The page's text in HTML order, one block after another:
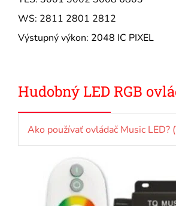
WS: 2811 2801 2812
Výstupný výkon: 2048 IC PIXEL
Hudobný LED RGB
Ako používať ovládač Music LED?